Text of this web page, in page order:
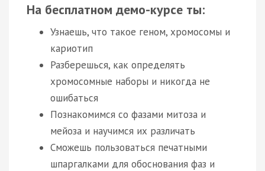
На бесплатном демо-курсе ты:
Узнаешь, что такое геном, хромосомы и
кариотип
Разберешься, как определять
хромосомные наборы и никогда не
ошибаться
Познакомимся со фазами митоза и
мейоза и научимся их различать
Сможешь пользоваться печатными
шпаргалками для обоснования фаз и